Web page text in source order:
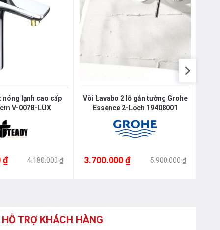
nóng lạnh cao cấp
V-007B-LUX
₫ 4.180.000 ₫
Vòi Lavabo 2 lỗ gắn tường Grohe
Essence 2-Loch 19408001
3.700.000 ₫ 5.900.000 ₫
HỖ TRỢ KHÁCH HÀNG